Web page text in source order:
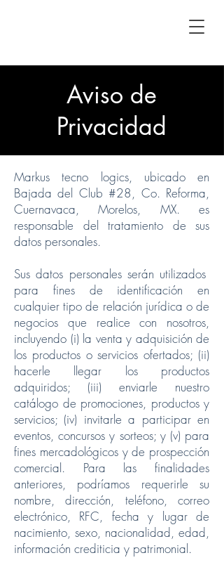
Aviso de
Privacidad
Markus tecno logics, ubicado en
Bajada del Club #28, Co. Reforma,
Cuernavaca, Morelos, MX. es
responsable del tratamiento de sus
datos personales.
Sus datos personales serán utilizados
para fines de identificación en
cualquier tipo de relación jurídica o de
negocios que realice con nosotros,
incluyendo (i) la venta y adquisición de
los productos o servicios ofertados; (ii)
hacerle llegar los productos
adquiridos; (iii) enviarle nuestro
catálogo de promociones, productos y
servicios; (iv) invitarle a participar en
eventos, concursos y sorteos; y (v) para
fines mercadológicos y de prospección
comercial. Para las finalidades
anteriores, podríamos requerirle su
nombre, dirección, teléfono, correo
electrónico, RFC, fecha y lugar de
nacimiento, sexo, nacionalidad, edad,
información crediticia y patrimonial.